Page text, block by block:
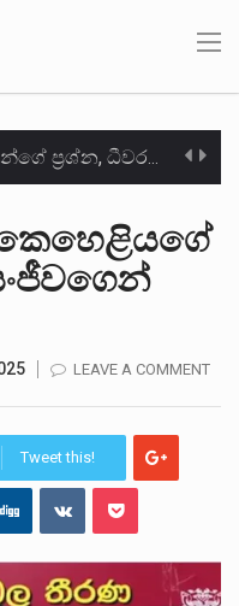
ගොවියන්ගේ ප්‍රශ්න, ධීවරයන්ගේ ප්‍රශ්න, සෞඛය ප්‍රශ්න, වැටු ප්‍ර්ශ්න, රැකියා විරහිත ප්‍රශ්න මේ සියලු ප්‍රශ්නවලට තනි…
වත්මන් ආණ්ඩුවේ ප්‍රධාන පාර්ශවකරුවා වන ජනතා විමුක්ති පෙරමුණේ කාලයක පටන් තිබුණු ප්‍රධාන සටන් පාඨයක් වූවේ…
උපරිමාධිකරණ විනිශ්චයකාරවරුන්ගේ හා ඉන් පහළ විනිශ්චයකාරවරුන්ගේ විශ්‍රාම වයස දීර්ඝ කිරීම සඳහා සකස් කර ඇති විසිදෙවන…
බන්ධනාගාර රැදවියන් 1,021 දෙනෙකු ඉකුත් වසර පහක කාලය තුලදී (2020 ජනවාරි 01 සිට 2025 දෙසැම්බර්…
LEAVE A COMMENT
Tweet this!